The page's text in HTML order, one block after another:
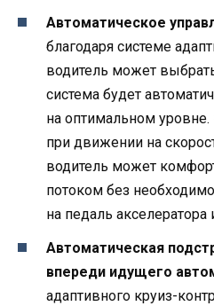
Автоматическое
благодаря системе
водитель может
система будет
на оптимальном
при движении на
водитель может
потоком без
на педаль акселератора
Автоматическая
впереди идущего
адаптивного круиз-